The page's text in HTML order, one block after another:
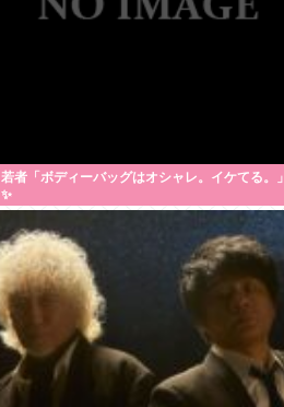
若者「ボディーバッグはオシャレ。イケてる。」
✨